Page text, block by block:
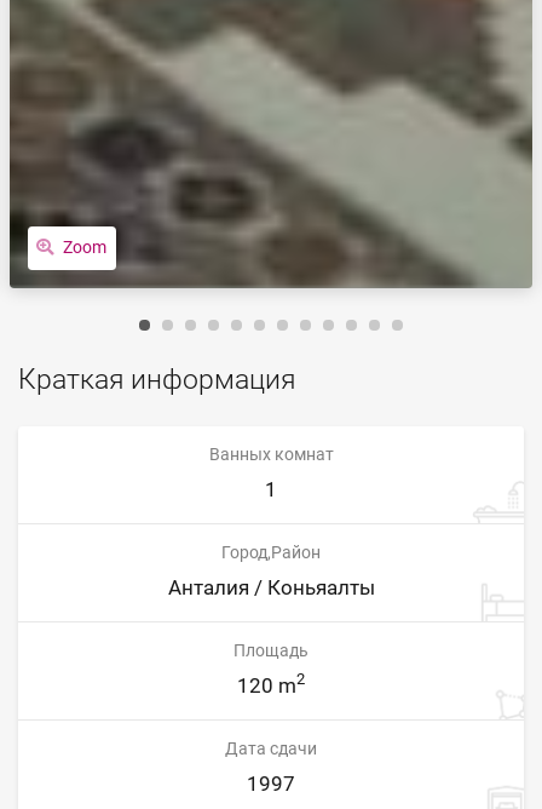
Zoom
Краткая информация
Ванных комнат
1
Город,Район
Анталия / Коньяалты
Площадь
120 m2
Дата сдачи
1997